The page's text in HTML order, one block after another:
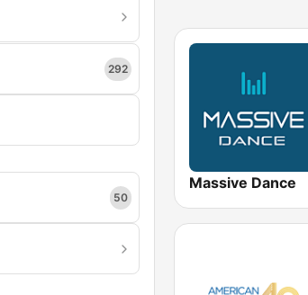
292
50
Massive Dance